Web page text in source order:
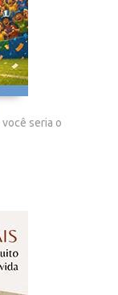
seria o